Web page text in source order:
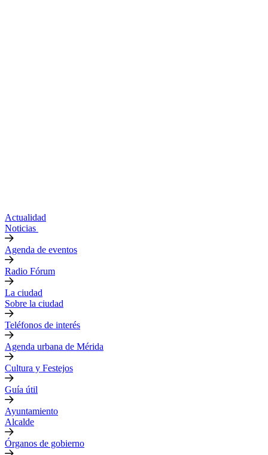
Actualidad
Noticias
Agenda de eventos
Radio Fórum
La ciudad
Sobre la ciudad
Teléfonos de interés
Agenda urbana de Mérida
Cultura y Festejos
Guía útil
Ayuntamiento
Alcalde
Órganos de gobierno